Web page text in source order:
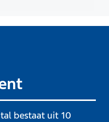
bestaat uit 10